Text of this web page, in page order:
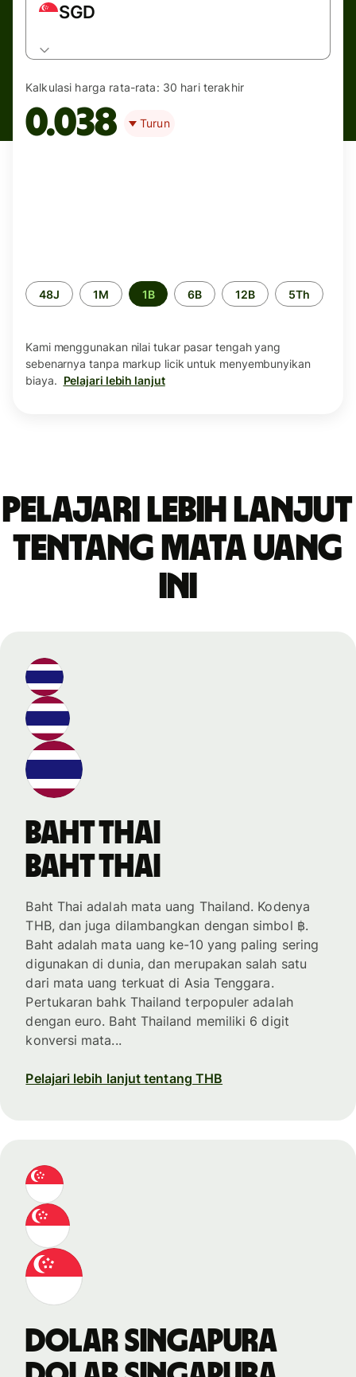
SGD
Kalkulasi harga rata-rata: 30 hari terakhir
0.038 Turun
Periode
waktu
48J 1M 1B 6B 12B 5Th
Kami menggunakan nilai tukar pasar tengah yang
sebenarnya tanpa markup licik untuk menyembunyikan
biaya. Pelajari lebih lanjut
Pelajari lebih lanjut
tentang mata uang
ini
baht Thai
baht Thai
Baht Thai adalah mata uang Thailand. Kodenya
THB, dan juga dilambangkan dengan simbol ฿.
Baht adalah mata uang ke-10 yang paling sering
digunakan di dunia, dan merupakan salah satu
dari mata uang terkuat di Asia Tenggara.
Pertukaran bahk Thailand terpopuler adalah
dengan euro. Baht Thailand memiliki 6 digit
konversi mata...
Pelajari lebih lanjut tentang THB
dolar Singapura